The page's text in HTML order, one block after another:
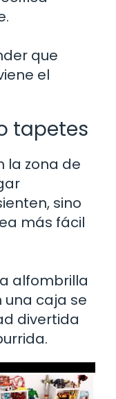
que
el
tapetes
la zona de
sino
más fácil
alfombrilla
una caja se
divertida